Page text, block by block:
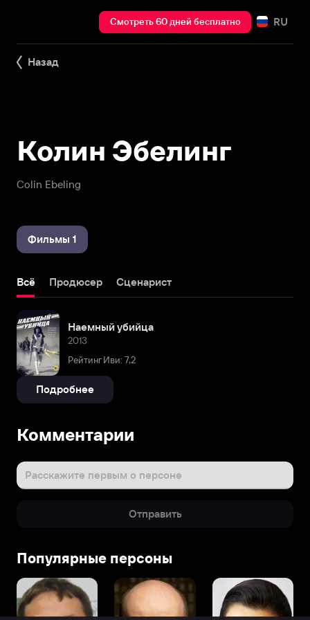
Смотреть 60 дней бесплатно RU
Назад
Colin Ebeling
Колин Эбелинг
Фильмы 1
Всё Продюсер Сценарист
Наемный убийца
2013
Рейтинг Иви: 7,2
Подробнее
Комментарии
Расскажите первым о персоне
Отправить
Популярные персоны